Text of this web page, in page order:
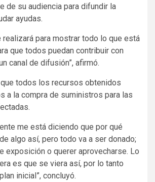
de su audiencia para difundir la
ayudas.
realizará para mostrar todo lo que está
que todos puedan contribuir con
canal de difusión”, afirmó.
todos los recursos obtenidos
a la compra de suministros para las
me está diciendo que por qué
algo así, pero todo va a ser donado;
exposición o querer aprovecharse. Lo
es que se viera así, por lo tanto
inicial”, concluyó.